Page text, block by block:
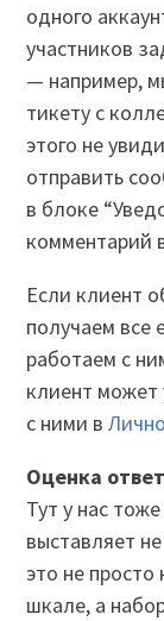
одного
участников
— например,
тикету с
этого не
отправить
в блоке
комментарий
Если клиент
получаем все
работаем с
клиент может
с ними в
Оценка
Тут у нас
выставляет
это не
шкале, а